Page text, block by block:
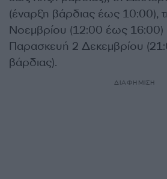
(έναρξη βάρδιας έως 10:00),
Νοεμβρίου (12:00 έως 16:00)
Παρασκευή 2 Δεκεμβρίου
βάρδιας).
ΔΙΑΦΗΜΙΣΗ